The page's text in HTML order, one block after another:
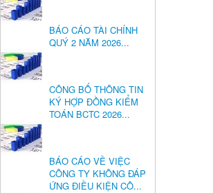
BÁO CÁO TÀI CHÍNH
QUÝ 2 NĂM 2026...
CÔNG BỐ THÔNG TIN
KÝ HỢP ĐỒNG KIỂM
TOÁN BCTC 2026...
BÁO CÁO VỀ VIỆC
CÔNG TY KHÔNG ĐÁP
ỨNG ĐIỀU KIỆN CÔ...